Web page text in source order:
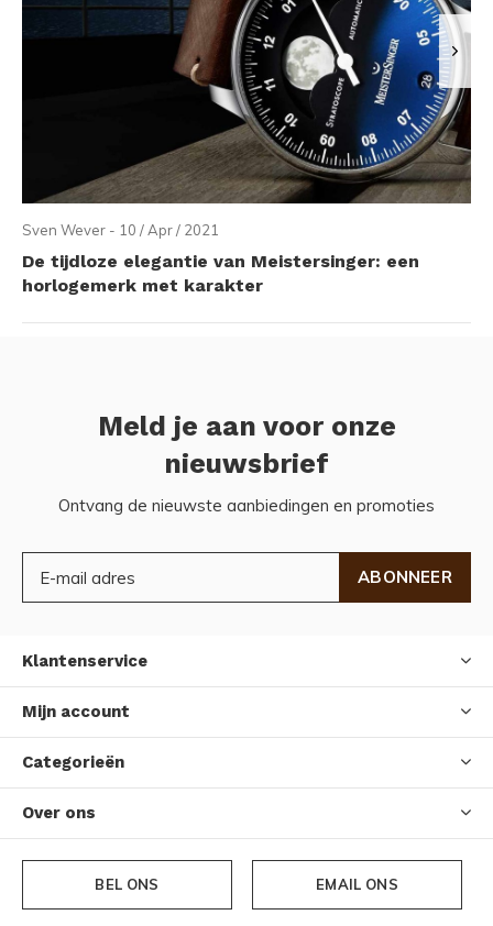
Sven Wever - 10 / Apr / 2021
De tijdloze elegantie van Meistersinger: een
horlogemerk met karakter
Meld je aan voor onze
nieuwsbrief
Ontvang de nieuwste aanbiedingen en promoties
ABONNEER
Klantenservice
Mijn account
Categorieën
Over ons
BEL ONS EMAIL ONS